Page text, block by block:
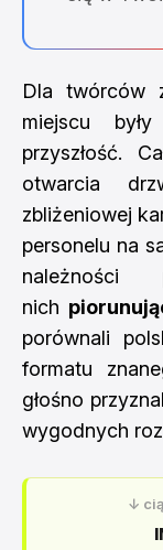
Dla twórców
miejscu
przyszłość.
otwarcia
zbliżeniowej
personelu na
nich
porównali
formatu
głośno
wygodnych
↓